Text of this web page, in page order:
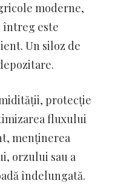
moderne,
întreg este
Un siloz de
protecție
fluxului
menținerea
orzului sau a
îndelungată.